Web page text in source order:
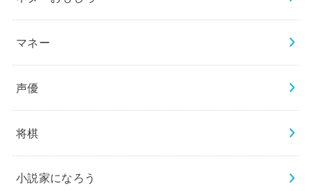
マネー
声優
将棋
小説家になろう